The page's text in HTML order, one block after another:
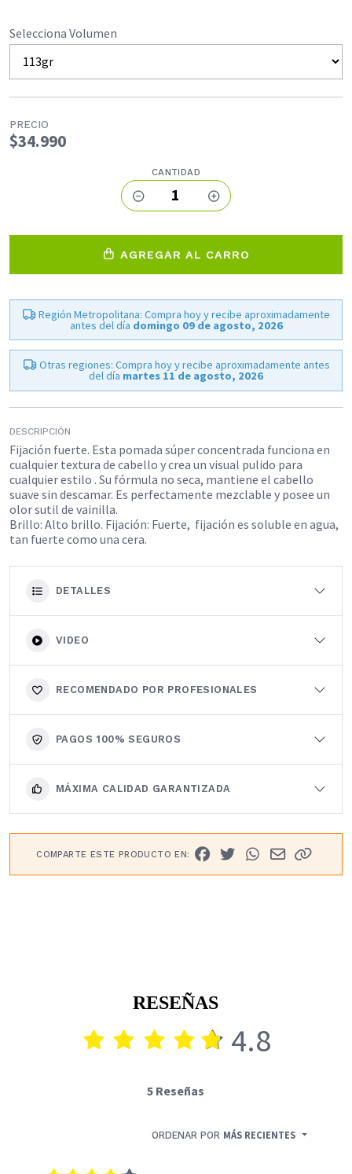
Selecciona Volumen
PRECIO
$34.990
CANTIDAD
1
AGREGAR AL CARRO
Región Metropolitana: Compra hoy y recibe aproximadamente
antes del día domingo 09 de agosto, 2026
Otras regiones: Compra hoy y recibe aproximadamente antes
del día martes 11 de agosto, 2026
DESCRIPCIÓN
Fijación fuerte. Esta pomada súper concentrada funciona en
cualquier textura de cabello y crea un visual pulido para
cualquier estilo . Su fórmula no seca, mantiene el cabello
suave sin descamar. Es perfectamente mezclable y posee un
olor sutil de vainilla.
Brillo: Alto brillo. Fijación: Fuerte, fijación es soluble en agua,
tan fuerte como una cera.
DETALLES
VIDEO
RECOMENDADO POR PROFESIONALES
PAGOS 100% SEGUROS
MÁXIMA CALIDAD GARANTIZADA
COMPARTE ESTE PRODUCTO EN:
RESEÑAS
4.8
5 Reseñas
ORDENAR POR MÁS RECIENTES